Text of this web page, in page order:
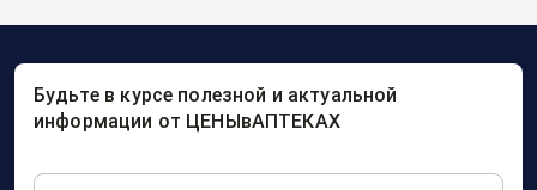
Будьте в курсе полезной и актуальной
информации от ЦЕНЫвАПТЕКАХ